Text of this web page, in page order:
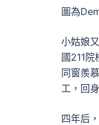
圖為
小姑娘
國211
同窗羨
工，回
四年后